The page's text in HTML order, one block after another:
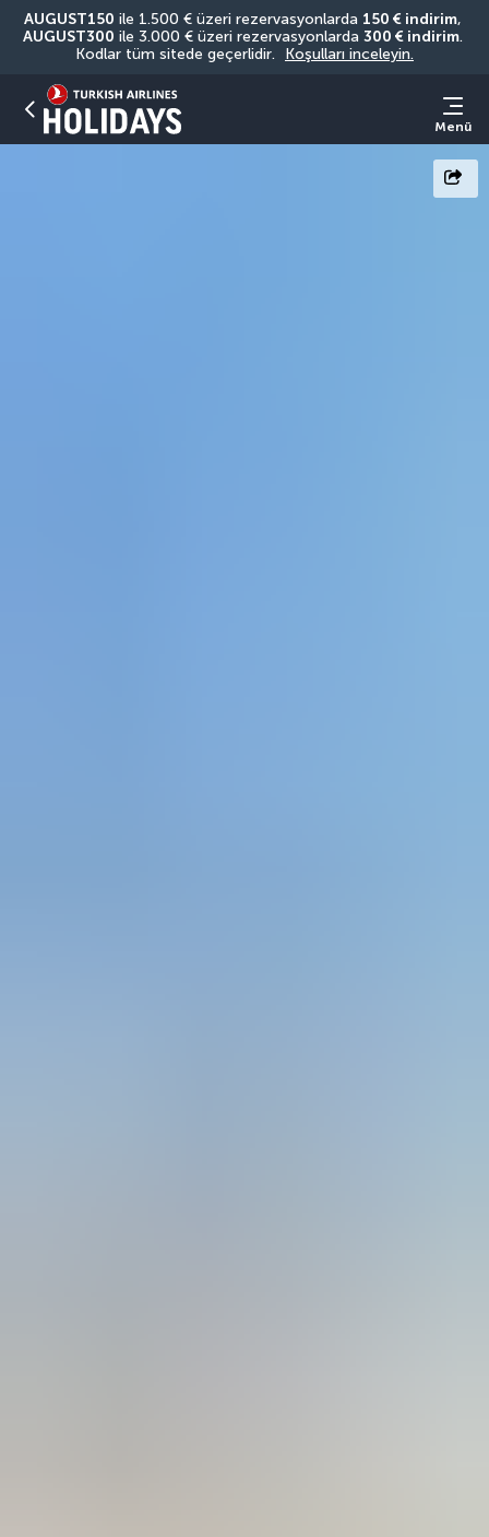
AUGUST150 ile 1.500 € üzeri rezervasyonlarda 150 € indirim
AUGUST300 ile 3.000 € üzeri rezervasyonlarda 300 € indirim.
Kodlar tüm sitede geçerlidir.
Koşulları inceleyin.
Menü